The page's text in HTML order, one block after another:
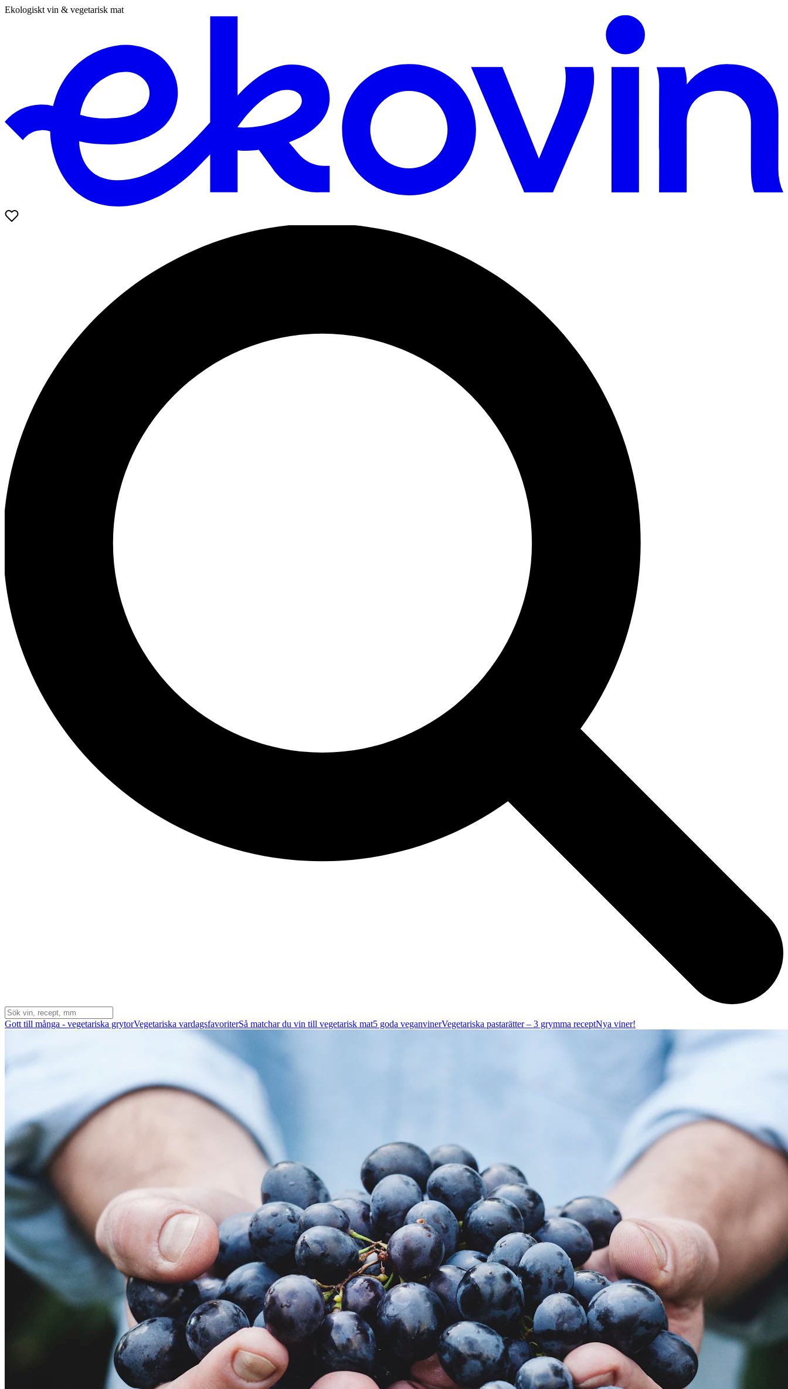
Ekologiskt vin & vegetarisk mat
Gott till många - vegetariska grytorVegetariska vardagsfavoriterSå matchar du vin till vegetarisk mat5 goda veganvinerVegetariska pastarätter – 3 grymma receptNya viner!